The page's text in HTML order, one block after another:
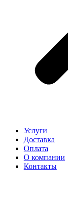
Услуги
Доставка
Оплата
О компании
Контакты